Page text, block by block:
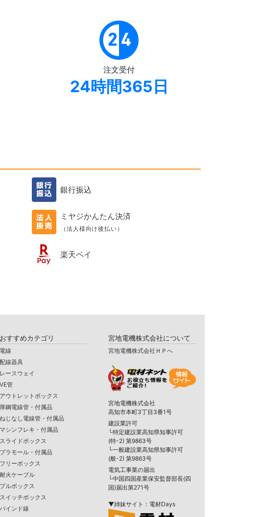
注文受付
24時間365日
銀行振込
ミヤジかんたん決済
（法人様向け後払い）
楽天ペイ
おすすめカテゴリ
電線
配線器具
レースウェイ
VE管
アウトレットボックス
厚鋼電線管・付属品
ねじなし電線管・付属品
マシンフレキ・付属品
スライドボックス
プラモール・付属品
フリーボックス
耐火ケーブル
プルボックス
スイッチボックス
バインド線
宮地電機株式会社について
宮地電機株式会社ＨＰへ
宮地電機株式会社
高知市本町3丁目3番1号
建設業許可
└特定建設業高知県知事許可
(特-2) 第9863号
└一般建設業高知県知事許可
(般-2) 第9863号
電気工事業の届出
└中国四国産業保安監督部長(四
国)届出第271号
▼姉妹サイト：電材Days